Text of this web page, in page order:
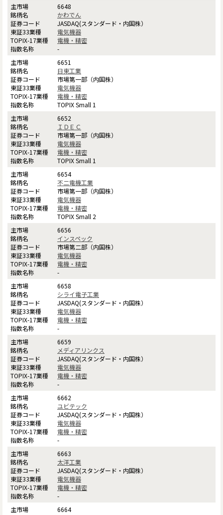
6648
かわでん
JASDAQ(スタンダード・内国株）
電気機器
電機・精密
-
6651
日東工業
市場第一部（内国株）
電気機器
電機・精密
TOPIX Small 1
6652
ＩＤＥＣ
市場第一部（内国株）
電気機器
電機・精密
TOPIX Small 1
6654
不二電機工業
市場第一部（内国株）
電気機器
電機・精密
TOPIX Small 2
6656
インスペック
市場第二部（内国株）
電気機器
電機・精密
-
6658
シライ電子工業
JASDAQ(スタンダード・内国株）
電気機器
電機・精密
-
6659
メディアリンクス
JASDAQ(スタンダード・内国株）
電気機器
電機・精密
-
6662
ユビテック
JASDAQ(スタンダード・内国株）
電気機器
電機・精密
-
6663
太洋工業
JASDAQ(スタンダード・内国株）
電気機器
電機・精密
-
6664